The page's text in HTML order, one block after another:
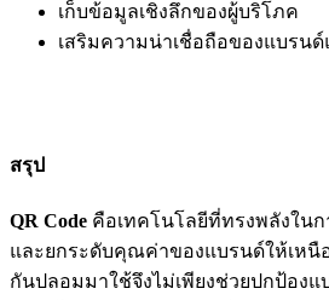
เก็บข้อมูลเชิงลึกของผู้บริโภค
เสริมความน่าเชื่อถือของแบรน
สรุป
QR Code คือเทคโนโลยีที่ทรงพลังในก
และยกระดับคุณค่าของแบรนด์ให้เหนื
กันปลอมมาใช้จึงไม่เพียงช่วยปกป้อง